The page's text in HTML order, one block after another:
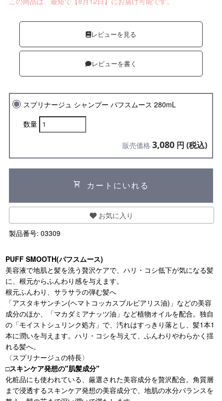
レビューを見る
レビューを書く
スプリナージュ シャンプー パフスムース 280mL
数量
販売価格 3,080 円 (税込)
shopping_cart カートにいれる
お気に入り
製品番号: 03309
PUFF SMOOTH(パフスムース)
美容液で地肌と髪を洗う贅沢ケアで、ハリ・コシ低下が気になる髪
に、根元からふんわり感を与えます。
根元ふんわり、サラサラの弾む髪へ
「アスタキサンチン(ヘマトコッカスプルビアリス油)」などの美容
成分のほか、「マカダミアナッツ油」など植物オイルを配合。独自
の「モイストシュリンク処方」で、汚れはすっきり落とし、髪1本1
本に潤いを与えます。ハリ・コシを与えて、ふんわりやわらかく揺
れる髪へ。
〈スプリナージュの特長〉
□スキンケア発想の"肌髪成分"
化粧品にも使われている、厳選された美容成分を贅沢配合。角質層
まで浸透するスキンケア発想の美容成分で、地肌の水分バランスを